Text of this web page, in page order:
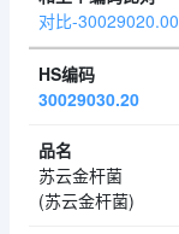
对比-30029020.00
30029030.20
苏云金杆菌
(苏云金杆菌)